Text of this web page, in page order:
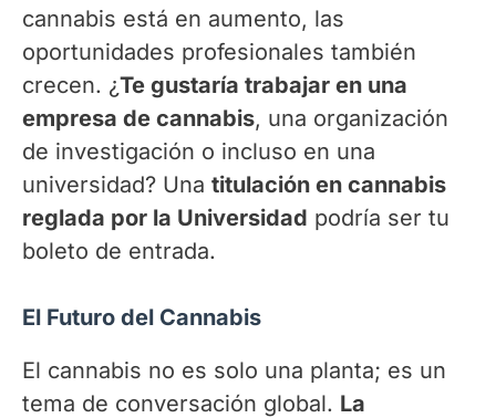
cannabis está en aumento, las
oportunidades profesionales también
crecen. ¿Te gustaría trabajar en una
empresa de cannabis, una organización
de investigación o incluso en una
universidad? Una titulación en cannabis
reglada por la Universidad podría ser tu
boleto de entrada.
El Futuro del Cannabis
El cannabis no es solo una planta; es un
tema de conversación global. La